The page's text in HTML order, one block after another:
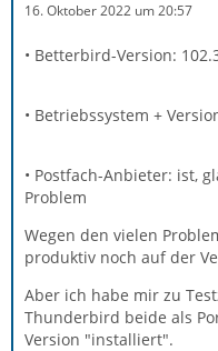
16. Oktober 2022 um 20:57
• Betterbird-Version:
• Betriebssystem +
• Postfach-Anbieter: ist,
Problem
Wegen den vielen
produktiv noch auf der
Aber ich habe mir zu
Thunderbird beide als
Version "installiert".